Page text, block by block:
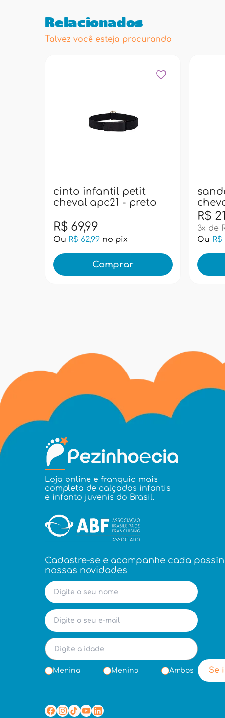
Relacionados
Talvez você esteja procurando
cinto infantil petit
cheval apc21 - preto
R$ 69,99
Ou R$ 62,99 no pix
Comprar
R$
3x de
Ou R$
Loja online e franquia mais
completa de calçados infantis
e infanto juvenis do Brasil.
Cadastre-se e acompanhe cada
nossas novidades
Menina Menino Ambos Se